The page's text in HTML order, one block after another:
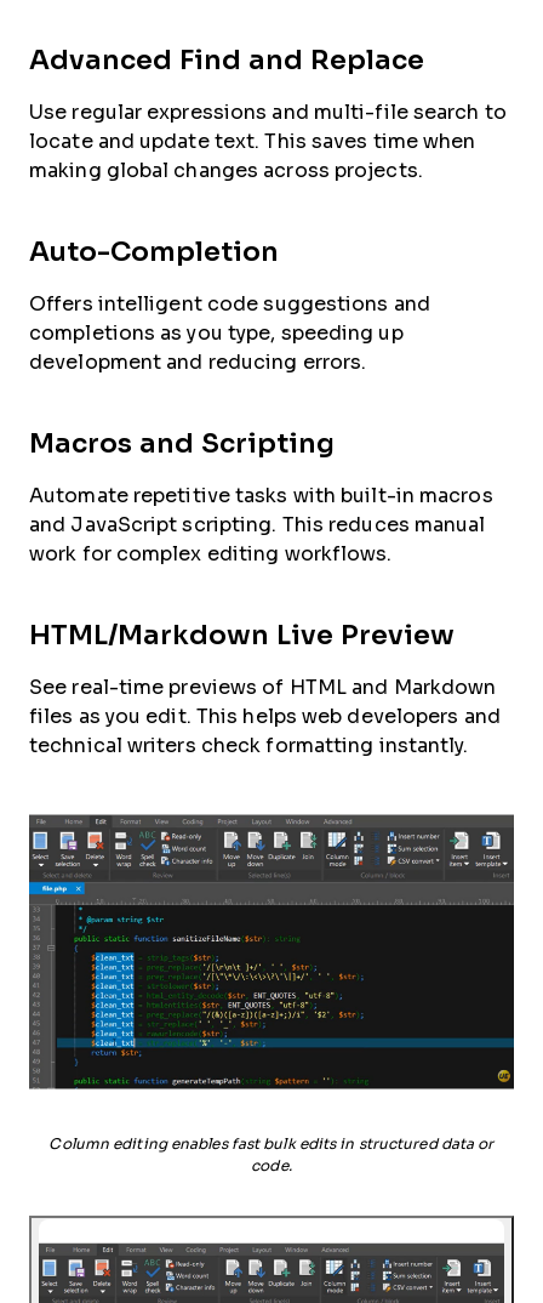
Advanced Find and Replace
Use regular expressions and multi-file search to
locate and update text. This saves time when
making global changes across projects.
Auto-Completion
Offers intelligent code suggestions and
completions as you type, speeding up
development and reducing errors.
Macros and Scripting
Automate repetitive tasks with built-in macros
and JavaScript scripting. This reduces manual
work for complex editing workflows.
HTML/Markdown Live Preview
See real-time previews of HTML and Markdown
files as you edit. This helps web developers and
technical writers check formatting instantly.
Column editing enables fast bulk edits in structured data or
code.